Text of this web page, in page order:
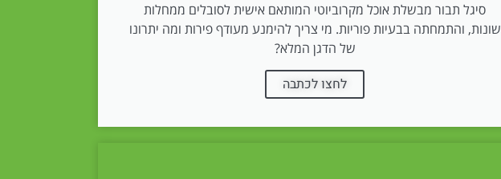
סיגל תבור מבשלת אוכל מקרוביוטי המותאם אישית לסובלים ממחלות
שונות, והתמחתה בבעיות פוריות. מי צריך להימנע מעודף פירות ומה יתרונו
של הדגן המלא?
לחצו לכתבה